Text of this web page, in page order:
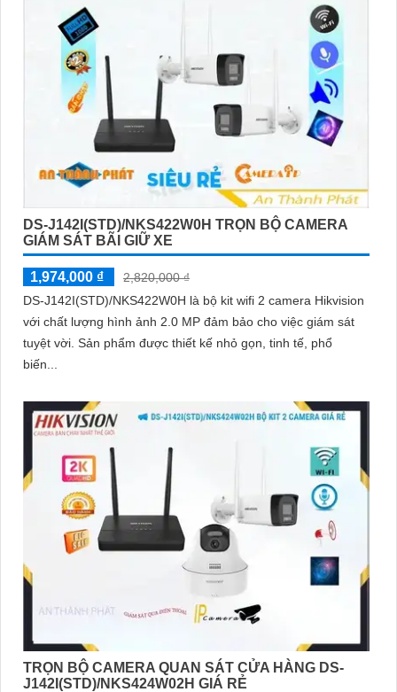
DS-J142I(STD)/NKS422W0H TRỌN BỘ CAMERA
GIÁM SÁT BÃI GIỮ XE
1,974,000 ₫
2,820,000 ₫
DS-J142I(STD)/NKS422W0H là bộ kit wifi 2 camera Hikvision
với chất lượng hình ảnh 2.0 MP đảm bảo cho việc giám sát
tuyệt vời. Sản phẩm được thiết kế nhỏ gọn, tinh tế, phổ
biến...
TRỌN BỘ CAMERA QUAN SÁT CỬA HÀNG DS-
J142I(STD)/NKS424W02H GIÁ RẺ